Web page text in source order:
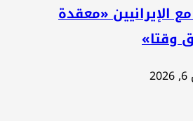
الإيرانيين «معقدة
وقتا»